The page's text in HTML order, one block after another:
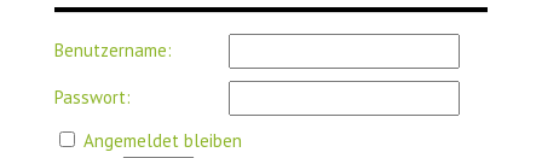
Benutzername:
Passwort:
Angemeldet bleiben